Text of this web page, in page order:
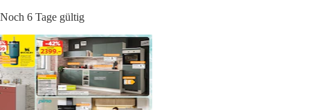
Noch 6 Tage gültig